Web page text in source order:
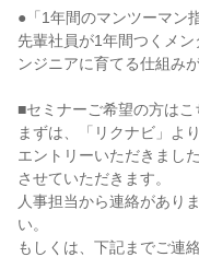
●「1年間のマンツーマン
先輩社員が1年間つくメ
ンジニアに育てる仕組み
■セミナーご希望の方はこ
まずは、「リクナビ」よ
エントリーいただきまし
させていただきます。
人事担当から連絡があり
い。
もしくは、下記までご連